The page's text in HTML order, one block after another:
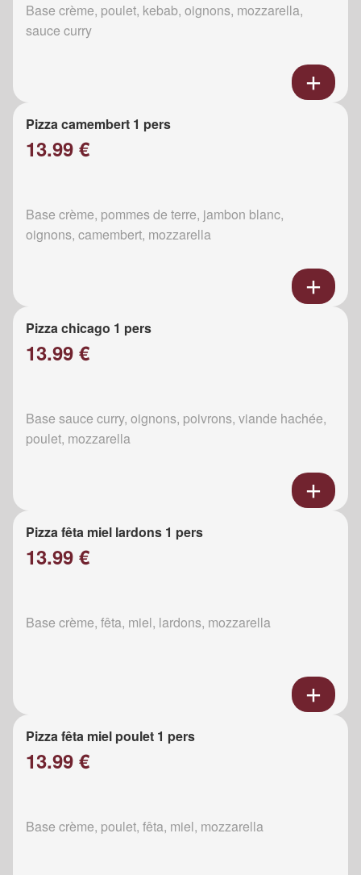
Base crème, poulet, kebab, oignons, mozzarella,
sauce curry
Pizza camembert 1 pers
13.99 €
Base crème, pommes de terre, jambon blanc,
oignons, camembert, mozzarella
Pizza chicago 1 pers
13.99 €
Base sauce curry, oignons, poivrons, viande hachée,
poulet, mozzarella
Pizza fêta miel lardons 1 pers
13.99 €
Base crème, fêta, miel, lardons, mozzarella
Pizza fêta miel poulet 1 pers
13.99 €
Base crème, poulet, fêta, miel, mozzarella